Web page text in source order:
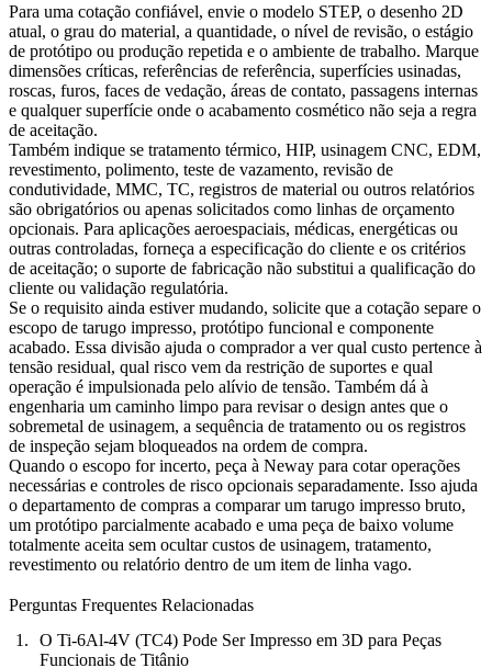
Para uma cotação confiável, envie o modelo STEP, o desenho 2D
atual, o grau do material, a quantidade, o nível de revisão, o estágio
de protótipo ou produção repetida e o ambiente de trabalho. Marque
dimensões críticas, referências de referência, superfícies usinadas,
roscas, furos, faces de vedação, áreas de contato, passagens internas
e qualquer superfície onde o acabamento cosmético não seja a regra
de aceitação.
Também indique se tratamento térmico, HIP, usinagem CNC, EDM,
revestimento, polimento, teste de vazamento, revisão de
condutividade, MMC, TC, registros de material ou outros relatórios
são obrigatórios ou apenas solicitados como linhas de orçamento
opcionais. Para aplicações aeroespaciais, médicas, energéticas ou
outras controladas, forneça a especificação do cliente e os critérios
de aceitação; o suporte de fabricação não substitui a qualificação do
cliente ou validação regulatória.
Se o requisito ainda estiver mudando, solicite que a cotação separe o
escopo de tarugo impresso, protótipo funcional e componente
acabado. Essa divisão ajuda o comprador a ver qual custo pertence à
tensão residual, qual risco vem da restrição de suportes e qual
operação é impulsionada pelo alívio de tensão. Também dá à
engenharia um caminho limpo para revisar o design antes que o
sobremetal de usinagem, a sequência de tratamento ou os registros
de inspeção sejam bloqueados na ordem de compra.
Quando o escopo for incerto, peça à Neway para cotar operações
necessárias e controles de risco opcionais separadamente. Isso ajuda
o departamento de compras a comparar um tarugo impresso bruto,
um protótipo parcialmente acabado e uma peça de baixo volume
totalmente aceita sem ocultar custos de usinagem, tratamento,
revestimento ou relatório dentro de um item de linha vago.
Perguntas Frequentes Relacionadas
O Ti-6Al-4V (TC4) Pode Ser Impresso em 3D para Peças
Funcionais de Titânio